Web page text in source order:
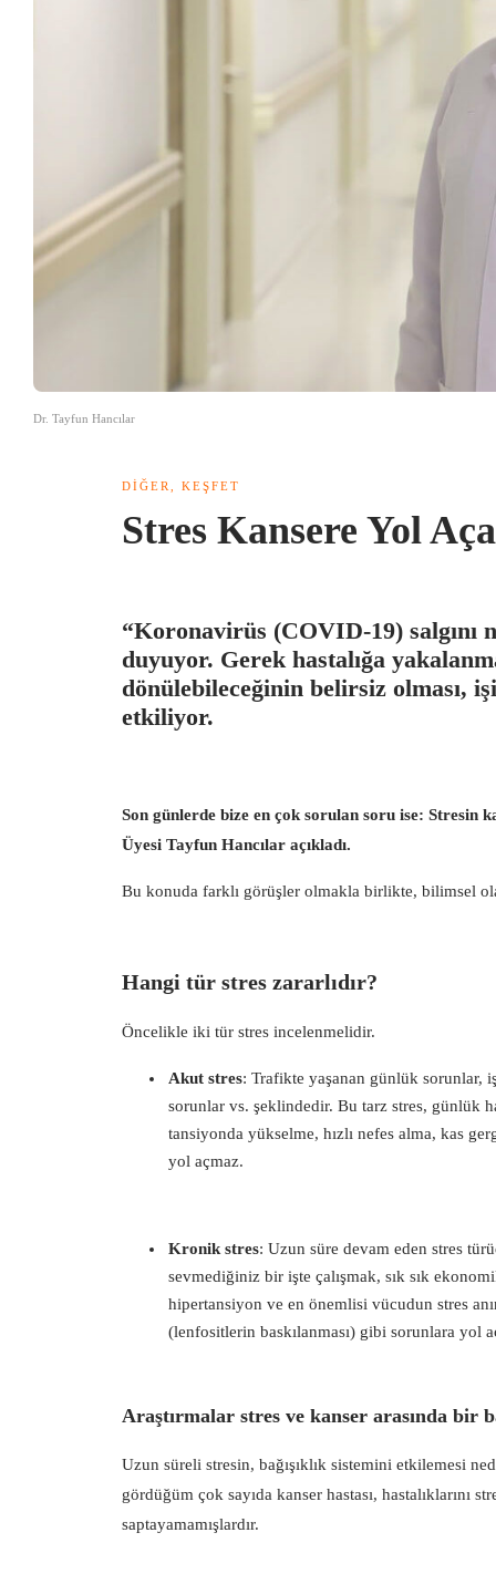
Dr. Tayfun Hancılar
DIĞER KEŞFET
Stres Kansere Yol
“Koronavirüs (COVID-19) salgını
duyuyor. Gerek hastalığa
dönülebileceğinin belirsiz olması,
etkiliyor.
Son günlerde bize en çok sorulan soru ise: Stresin
Üyesi Tayfun Hancılar açıkladı.
Bu konuda farklı görüşler olmakla birlikte, bilimsel
Hangi tür stres zararlıdır?
Öncelikle iki tür stres incelenmelidir.
Akut stres: Trafikte yaşanan günlük sorunlar,
sorunlar vs. şeklindedir. Bu tarz stres, günlük
tansiyonda yükselme, hızlı nefes alma, kas
yol açmaz.
Kronik stres: Uzun süre devam eden stres
sevmediğiniz bir işte çalışmak, sık sık
hipertansiyon ve en önemlisi vücudun stres
(lenfositlerin baskılanması) gibi sorunlara yol
Araştırmalar stres ve kanser arasında bir
Uzun süreli stresin, bağışıklık sistemini etkilemesi
gördüğüm çok sayıda kanser hastası, hastalıklarını
saptayamamışlardır.